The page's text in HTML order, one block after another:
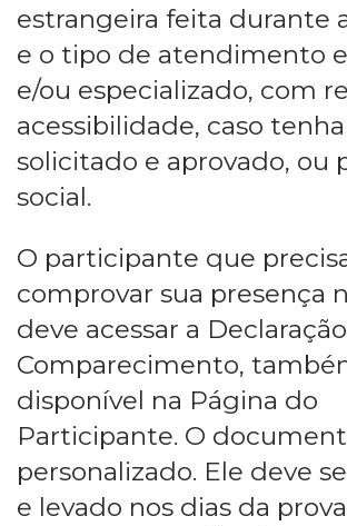
estrangeira feita durante
e o tipo de atendimento
e/ou especializado, com
acessibilidade, caso
solicitado e aprovado, ou
social.
O participante que
comprovar sua presença
deve acessar a
Comparecimento,
disponível na Página do
Participante. O
personalizado. Ele deve
e levado nos dias da